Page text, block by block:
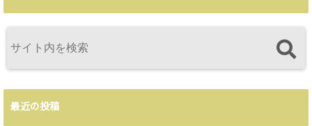
最近の投稿